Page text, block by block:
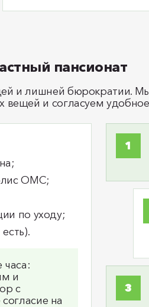
пансионат
и лишней бюрократии.
и согласуем
ОМС;
по уходу;
и
с
на